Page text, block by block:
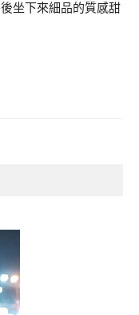
坐下來細品的質感甜